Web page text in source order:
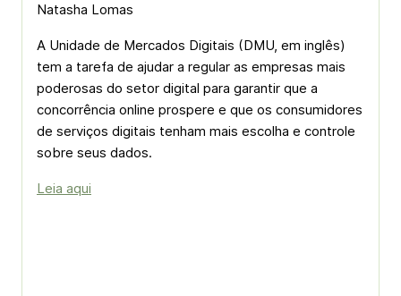
Natasha Lomas
A Unidade de Mercados Digitais (DMU, em inglês)
tem a tarefa de ajudar a regular as empresas mais
poderosas do setor digital para garantir que a
concorrência online prospere e que os consumidores
de serviços digitais tenham mais escolha e controle
sobre seus dados.
Leia aqui